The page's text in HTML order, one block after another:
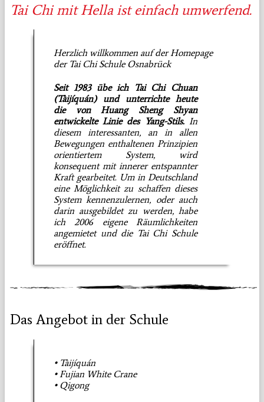
Tai Chi mit Hella ist einfach umwerfend.
Herzlich willkommen auf der Homepage
der Tai Chi Schule Osnabrück
Seit 1983 übe ich Tai Chi Chuan
(Tàijíquán) und unterrichte heute
die von Huang Sheng Shyan
entwickelte Linie des Yang-Stils.In
diesem interessanten, an in allen
Bewegungen enthaltenen Prinzipien
orientiertem System, wird
konsequent mit innerer entspannter
Kraft gearbeitet. Um in Deutschland
eine Möglichkeit zu schaffen dieses
System kennenzulernen, oder auch
darin ausgebildet zu werden, habe
ich 2006 eigene Räumlichkeiten
angemietet und die Tai Chi Schule
eröffnet.
Das Angebot in der Schule
• Tàijíquán
• Fujian White Crane
• Qigong